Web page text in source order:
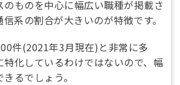
ものを中心に幅広い職種が掲載さ
系の割合が大きいのが特徴です。
件(2021年3月現在)と非常に多
特化しているわけではないので、幅
るでしょう。